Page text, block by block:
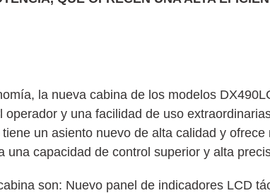
la nueva cabina de los modelos
y una facilidad de uso
un asiento nuevo de alta calidad y
una capacidad de control superior y alta
son: Nuevo panel de indicadores LCD